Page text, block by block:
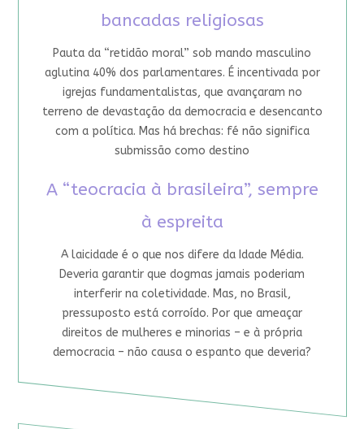
bancadas religiosas
Pauta da “retidão moral” sob mando masculino
aglutina 40% dos parlamentares. É incentivada por
igrejas fundamentalistas, que avançaram no
terreno de devastação da democracia e desencanto
com a política. Mas há brechas: fé não significa
submissão como destino
A “teocracia à brasileira”, sempre
à espreita
A laicidade é o que nos difere da Idade Média.
Deveria garantir que dogmas jamais poderiam
interferir na coletividade. Mas, no Brasil,
pressuposto está corroído. Por que ameaçar
direitos de mulheres e minorias – e à própria
democracia – não causa o espanto que deveria?